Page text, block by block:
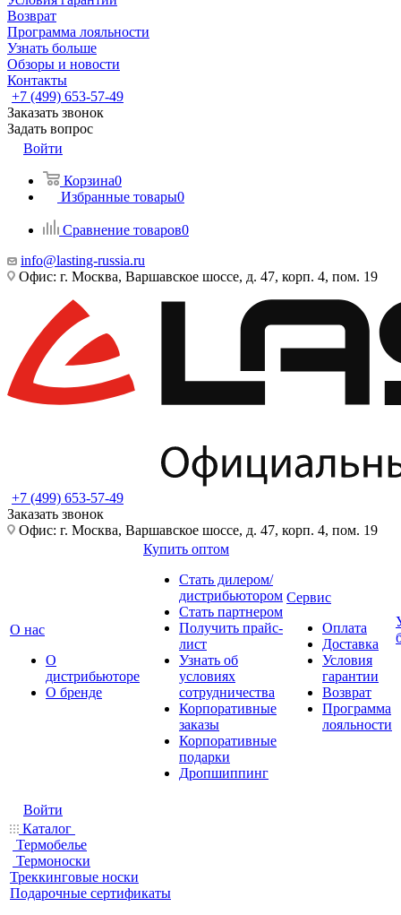
Возврат
Программа лояльности
Узнать больше
Обзоры и новости
Контакты
+7 (499) 653-57-49
Заказать звонок
Задать вопрос
Войти
Корзина0
Избранные товары0
Сравнение товаров0
info@lasting-russia.ru
Офис: г. Москва, Варшавское шоссе, д. 47, корп. 4, пом. 19
+7 (499) 653-57-49
Заказать звонок
Офис: г. Москва, Варшавское шоссе, д. 47, корп. 4, пом. 19
О нас
О
дистрибьюторе
О бренде
Купить оптом
Стать дилером/
дистрибьютором
Стать партнером
Получить прайс-
лист
Узнать об
условиях
сотрудничества
Корпоративные
заказы
Корпоративные
подарки
Дропшиппинг
Сервис
Оплата
Доставка
Условия
гарантии
Возврат
Программа
лояльности
Войти
Каталог
Термобелье
Термоноски
Треккинговые носки
Подарочные сертификаты